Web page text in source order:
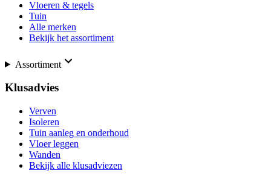
Vloeren & tegels
Tuin
Alle merken
Bekijk het assortiment
Assortiment
Klusadvies
Verven
Isoleren
Tuin aanleg en onderhoud
Vloer leggen
Wanden
Bekijk alle klusadviezen